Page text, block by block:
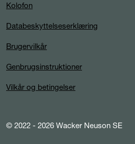
Kolofon
Databeskyttelseserklæring
Brugervilkår
Genbrugsinstruktioner
Vilkår og betingelser
© 2022 - 2026 Wacker Neuson SE